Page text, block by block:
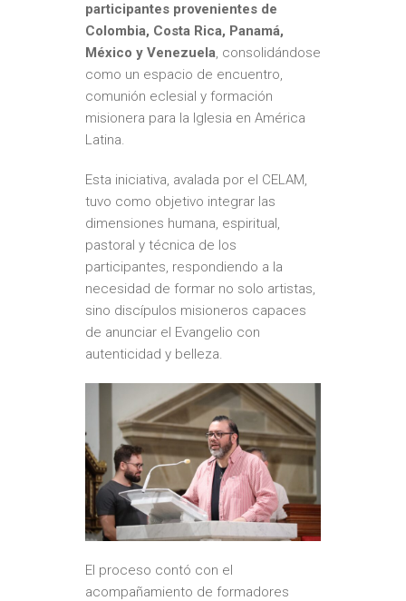
participantes provenientes de
Colombia, Costa Rica, Panamá,
México y Venezuela, consolidándose
como un espacio de encuentro,
comunión eclesial y formación
misionera para la Iglesia en América
Latina.
Esta iniciativa, avalada por el CELAM,
tuvo como objetivo integrar las
dimensiones humana, espiritual,
pastoral y técnica de los
participantes, respondiendo a la
necesidad de formar no solo artistas,
sino discípulos misioneros capaces
de anunciar el Evangelio con
autenticidad y belleza.
El proceso contó con el
acompañamiento de formadores